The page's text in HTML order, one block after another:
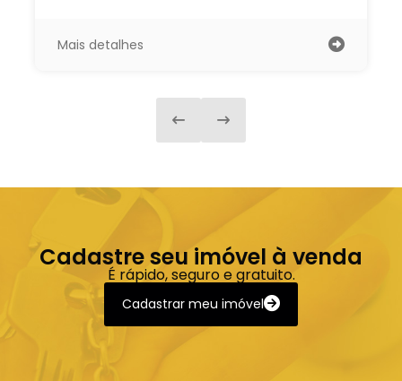
Mais detalhes
Cadastre seu imóvel à venda
É rápido, seguro e gratuito.
Cadastrar meu imóvel